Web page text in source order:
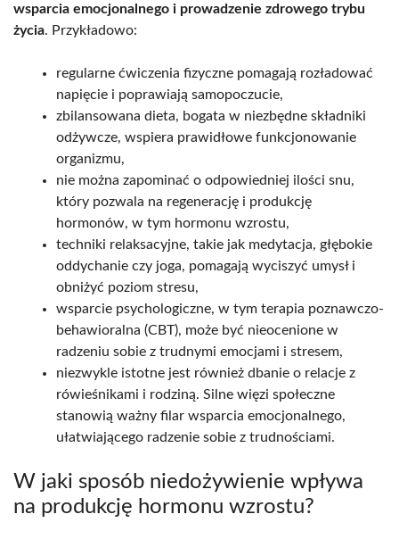
wsparcia emocjonalnego i prowadzenie zdrowego trybu
życia. Przykładowo:
regularne ćwiczenia fizyczne pomagają rozładować
napięcie i poprawiają samopoczucie,
zbilansowana dieta, bogata w niezbędne składniki
odżywcze, wspiera prawidłowe funkcjonowanie
organizmu,
nie można zapominać o odpowiedniej ilości snu,
który pozwala na regenerację i produkcję
hormonów, w tym hormonu wzrostu,
techniki relaksacyjne, takie jak medytacja, głębokie
oddychanie czy joga, pomagają wyciszyć umysł i
obniżyć poziom stresu,
wsparcie psychologiczne, w tym terapia poznawczo-
behawioralna (CBT), może być nieocenione w
radzeniu sobie z trudnymi emocjami i stresem,
niezwykle istotne jest również dbanie o relacje z
rówieśnikami i rodziną. Silne więzi społeczne
stanowią ważny filar wsparcia emocjonalnego,
ułatwiającego radzenie sobie z trudnościami.
W jaki sposób niedożywienie wpływa
na produkcję hormonu wzrostu?